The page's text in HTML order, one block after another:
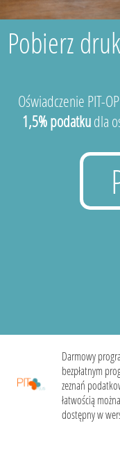
Pobierz
Oświadczenie PIT-
1,5% podatkudla
Darmowy
bezpłatnym
zeznań
łatwością
dostępny w